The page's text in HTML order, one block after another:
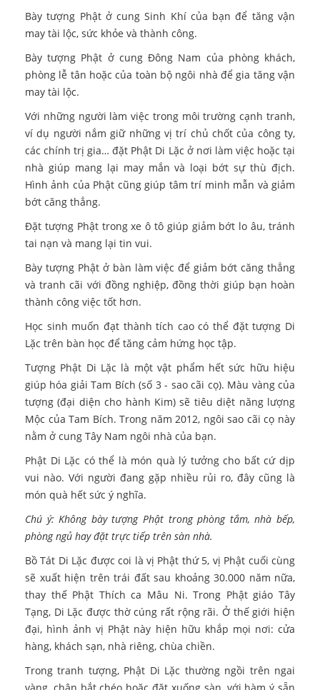
Bày tượng Phật ở cung Sinh Khí của bạn để tăng vận
may tài lộc, sức khỏe và thành công.
Bày tượng Phật ở cung Đông Nam của phòng khách,
phòng lễ tân hoặc của toàn bộ ngôi nhà để gia tăng vận
may tài lộc.
Với những người làm việc trong môi trường cạnh tranh,
ví dụ người nắm giữ những vị trí chủ chốt của công ty,
các chính trị gia… đặt Phật Di Lặc ở nơi làm việc hoặc tại
nhà giúp mang lại may mắn và loại bớt sự thù địch.
Hình ảnh của Phật cũng giúp tâm trí minh mẫn và giảm
bớt căng thẳng.
Đặt tượng Phật trong xe ô tô giúp giảm bớt lo âu, tránh
tai nạn và mang lại tin vui.
Bày tượng Phật ở bàn làm việc để giảm bớt căng thẳng
và tranh cãi với đồng nghiệp, đồng thời giúp bạn hoàn
thành công việc tốt hơn.
Học sinh muốn đạt thành tích cao có thể đặt tượng Di
Lặc trên bàn học để tăng cảm hứng học tập.
Tượng Phật Di Lặc là một vật phẩm hết sức hữu hiệu
giúp hóa giải Tam Bích (số 3 - sao cãi cọ). Màu vàng của
tượng (đại diện cho hành Kim) sẽ tiêu diệt năng lượng
Mộc của Tam Bích. Trong năm 2012, ngôi sao cãi cọ này
nằm ở cung Tây Nam ngôi nhà của bạn.
Phật Di Lặc có thể là món quà lý tưởng cho bất cứ dịp
vui nào. Với người đang gặp nhiều rủi ro, đây cũng là
món quà hết sức ý nghĩa.
Chú ý: Không bày tượng Phật trong phòng tắm, nhà bếp,
phòng ngủ hay đặt trực tiếp trên sàn nhà.
Bồ Tát Di Lặc được coi là vị Phật thứ 5, vị Phật cuối cùng
sẽ xuất hiện trên trái đất sau khoảng 30.000 năm nữa,
thay thế Phật Thích ca Mâu Ni. Trong Phật giáo Tây
Tạng, Di Lặc được thờ cúng rất rộng rãi. Ở thế giới hiện
đại, hình ảnh vị Phật này hiện hữu khắp mọi nơi: cửa
hàng, khách sạn, nhà riêng, chùa chiền.
Trong tranh tượng, Phật Di Lặc thường ngồi trên ngai